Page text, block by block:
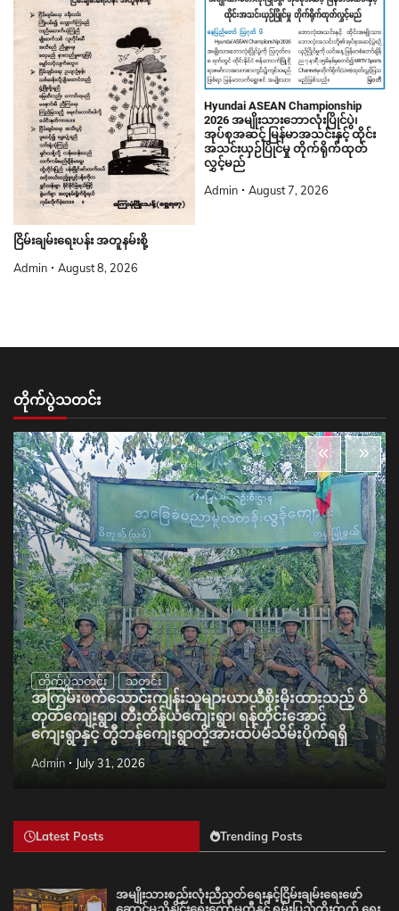
ငြိမ်းချမ်းရေးပန်း အတူနမ်းစို့
Admin August 8, 2026
Hyundai ASEAN Championship
2026 အမျိုးသားဘောလုံးပြိုင်ပွဲ၊
အုပ်စုအဆင့် မြန်မာအသင်းနှင့် ထိုင်း
အသင်းယှဉ်ပြိုင်မှု တိုက်ရိုက်ထုတ်
လွှင့်မည်
Admin August 7, 2026
တိုက်ပွဲသတင်း
တိုက်ပွဲသတင်း သတင်း
အကြမ်းဖက်သောင်းကျန်းသူများယာယီစိုးမိုးထားသည့် ဝိ
တုတ်ကျေးရွာ၊ တီးတိန်ယံကျေးရွာ၊ ရန်တိုင်းအောင်
ကျေးရွာနှင့် တွီဘန်ကျေးရွာတို့အားထပ်မံသိမ်းပိုက်ရရှိ
Admin July 31, 2026
Latest Posts Trending Posts
အမျိုးသားစည်းလုံးညီညွတ်ရေးနှင့်ငြိမ်းချမ်းရေးဖော်
ဆောင်မှုညှိနှိုင်းရေးကော်မတီနှင့် ရှမ်းပြည်တိုးတက် ရေး